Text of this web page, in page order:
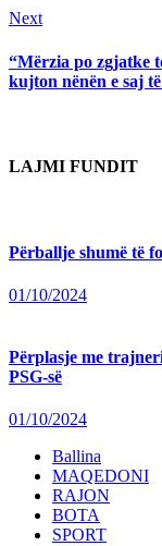
NextNext
“Mërzia po zgjatke
kujton nënën e saj
LAJMI FUNDIT
Përballje shumë të
01/10/2024
Përplasje me
PSG-së
01/10/2024
Ballina
MAQEDONI
RAJON
BOTA
SPORT